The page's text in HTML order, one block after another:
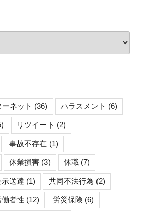
ネット (36) ハラスメント (6)
リツイート (2)
事故不存在 (1)
休業損害 (3) 休職 (7)
送達 (1) 共同不法行為 (2)
者性 (12) 労災保険 (6)